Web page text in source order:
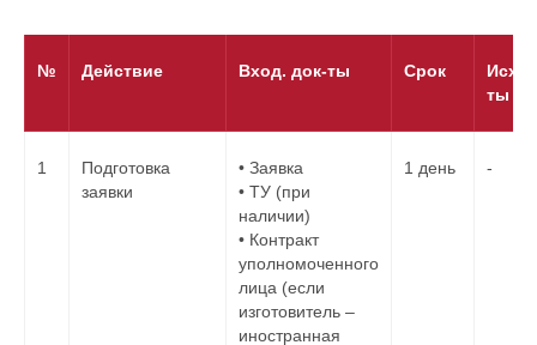
№ Действие Вход. док-ты Срок
ты
1
Подготовка
заявки
• Заявка
• ТУ (при
наличии)
• Контракт
уполномоченного
лица (если
изготовитель –
иностранная
1 день -